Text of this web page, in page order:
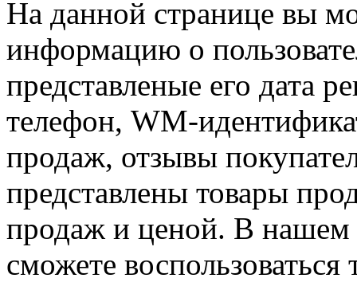
На данной странице вы
информацию о
представленые его дата
телефон, WM-
продаж, отзывы
представлены товары
продаж и ценой. В нашем
сможете